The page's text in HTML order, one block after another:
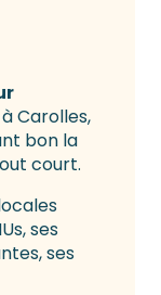
Carolles,
bon la
court.
ses
ses